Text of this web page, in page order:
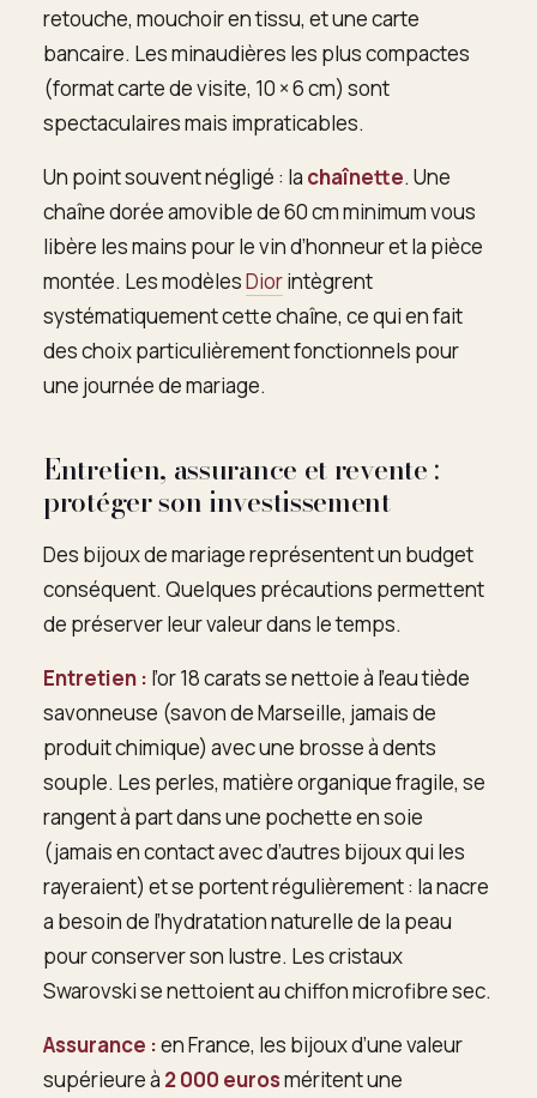
retouche, mouchoir en tissu, et une carte
bancaire. Les minaudières les plus compactes
(format carte de visite, 10 × 6 cm) sont
spectaculaires mais impraticables.
Un point souvent négligé : la chaînette. Une
chaîne dorée amovible de 60 cm minimum vous
libère les mains pour le vin d’honneur et la pièce
montée. Les modèlesDiorintègrent
systématiquement cette chaîne, ce qui en fait
des choix particulièrement fonctionnels pour
une journée de mariage.
Entretien, assurance et revente :
protéger son investissement
Des bijoux de mariage représentent un budget
conséquent. Quelques précautions permettent
de préserver leur valeur dans le temps.
Entretien : l’or 18 carats se nettoie à l’eau tiède
savonneuse (savon de Marseille, jamais de
produit chimique) avec une brosse à dents
souple. Les perles, matière organique fragile, se
rangent à part dans une pochette en soie
(jamais en contact avec d’autres bijoux qui les
rayeraient) et se portent régulièrement : la nacre
a besoin de l’hydratation naturelle de la peau
pour conserver son lustre. Les cristaux
Swarovski se nettoient au chiffon microfibre sec.
Assurance :en France, les bijoux d’une valeur
supérieure à 2 000 eurosméritent une